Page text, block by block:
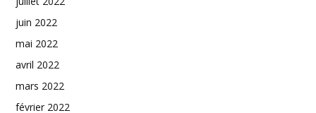
juin 2022
mai 2022
avril 2022
mars 2022
février 2022